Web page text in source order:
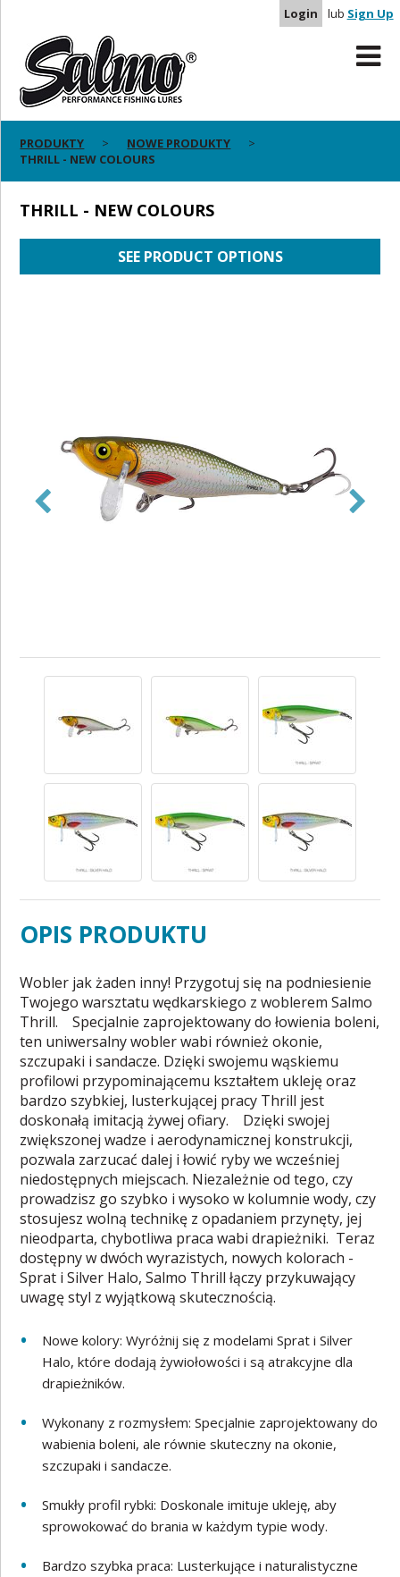
Login lub Sign Up
PRODUKTY
NOWE PRODUKTY
THRILL - NEW COLOURS
THRILL - NEW COLOURS
SEE PRODUCT OPTIONS
OPIS PRODUKTU
Wobler jak żaden inny! Przygotuj się na podniesienie
Twojego warsztatu wędkarskiego z woblerem Salmo
Thrill. Specjalnie zaprojektowany do łowienia boleni,
ten uniwersalny wobler wabi również okonie,
szczupaki i sandacze. Dzięki swojemu wąskiemu
profilowi przypominającemu kształtem ukleję oraz
bardzo szybkiej, lusterkującej pracy Thrill jest
doskonałą imitacją żywej ofiary. Dzięki swojej
zwiększonej wadze i aerodynamicznej konstrukcji,
pozwala zarzucać dalej i łowić ryby we wcześniej
niedostępnych miejscach. Niezależnie od tego, czy
prowadzisz go szybko i wysoko w kolumnie wody, czy
stosujesz wolną technikę z opadaniem przynęty, jej
nieodparta, chybotliwa praca wabi drapieżniki. Teraz
dostępny w dwóch wyrazistych, nowych kolorach -
Sprat i Silver Halo, Salmo Thrill łączy przykuwający
uwagę styl z wyjątkową skutecznością.
Nowe kolory: Wyróżnij się z modelami Sprat i Silver
Halo, które dodają żywiołowości i są atrakcyjne dla
drapieżników.
Wykonany z rozmysłem: Specjalnie zaprojektowany do
wabienia boleni, ale równie skuteczny na okonie,
szczupaki i sandacze.
Smukły profil rybki: Doskonale imituje ukleję, aby
sprowokować do brania w każdym typie wody.
Bardzo szybka praca: Lusterkujące i naturalistyczne